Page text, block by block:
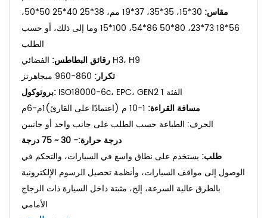
مقاس:
30*15، 35*35، 37*19 مم، 38*25 40*25 50*50،
56*18 73*23، 80*50 86*54، 100*15 وما إلى ذلك، أو حسب
الطلب
رقائق البطاطس: الفضائي H3، H9
تكرار: 860-960 ميجاهرتز
بروتوكول:
ISO18000-6c، EPC، GEN2 الفئة 1
مسافة القراءة: 1-10 م (اعتمادًا على القارئ)
1م-6م
الحرف: الطباعة حسب الطلب على جانب واحد أو جانبين
درجة حرارة:- 30 ~ 75 درجة
طلب: يستخدم على نطاق واسع في السيارات، والتحكم في
الوصول إلى مواقف السيارات، وأنظمة تحصيل الرسوم الإلكترونية
بالطرق عالية السرعة، إلخ، مثبتة داخل السيارة ذات الزجاج
الأمامي